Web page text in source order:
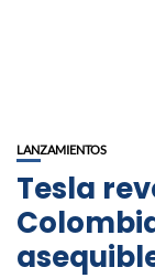
LANZAMIENTOS
Tesla